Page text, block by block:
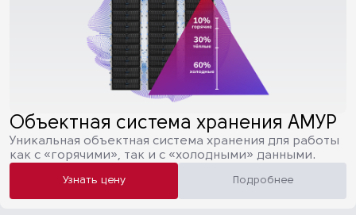
Объектная система хранения АМУР
Уникальная объектная система хранения для работы
как с «горячими», так и с «холодными» данными.
Узнать цену Подробнее